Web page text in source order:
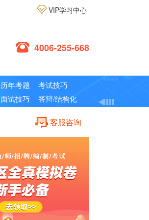
VIP学习中心
4006-255-668
历年考题
考试技巧
面试技巧 答辩/结构化
客服咨询